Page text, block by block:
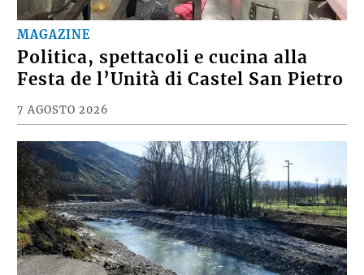
MAGAZINE
Politica, spettacoli e cucina alla
Festa de l’Unità di Castel San Pietro
7 AGOSTO 2026